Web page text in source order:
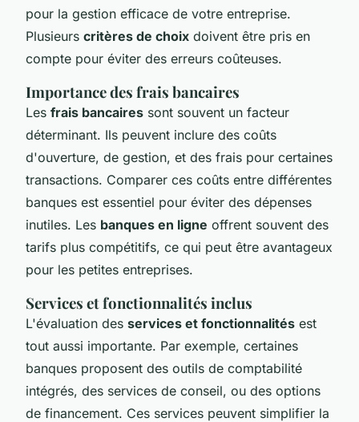
pour la gestion efficace de votre entreprise.
Plusieurs critères de choix doivent être pris en
compte pour éviter des erreurs coûteuses.
Importance des frais bancaires
Les frais bancaires sont souvent un facteur
déterminant. Ils peuvent inclure des coûts
d'ouverture, de gestion, et des frais pour certaines
transactions. Comparer ces coûts entre différentes
banques est essentiel pour éviter des dépenses
inutiles. Les banques en ligne offrent souvent des
tarifs plus compétitifs, ce qui peut être avantageux
pour les petites entreprises.
Services et fonctionnalités inclus
L'évaluation des services et fonctionnalités est
tout aussi importante. Par exemple, certaines
banques proposent des outils de comptabilité
intégrés, des services de conseil, ou des options
de financement. Ces services peuvent simplifier la